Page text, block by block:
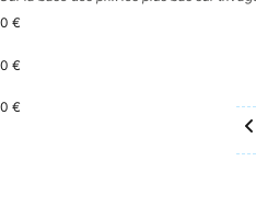
0 €
0 €
0 €